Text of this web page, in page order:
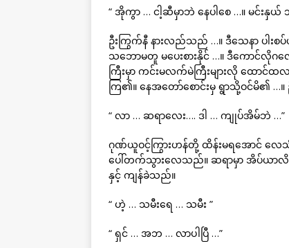
“ အိုကွာ … ငါ့ဆီမှာဘဲ နေပါစေ …။ မင်းနှယ်
ဦးကြွက်နီ နားလည်သည် …။ ဒီသေနာ
သဘောမတူ မပေးစားနိုင် …။ ဒီကောင်လိုဂလ
ကြီးမှာ ကင်းမလက်မဲကြီးများလို ထော
ကြ၏။ နေအတော်စောင်းမှ ရွာသို့ဝင်မိ
“ လာ … ဆရာလေး…. ဒါ … ကျုပ်အိမ်ဘဲ …”
ဂုဏ်ယူဝင့်ကြွားဟန်တို့ ထိန်းမရအောင် လ
ပေါ်တက်သွားလေသည်။ ဆရာမှာ အိပ်ယာ
နှင့် ကျန်ခဲသည်။
“ ဟဲ့ … သမီးရေ … သမီး ”
“ ရှင် … အဘ … လာပါပြီ …”